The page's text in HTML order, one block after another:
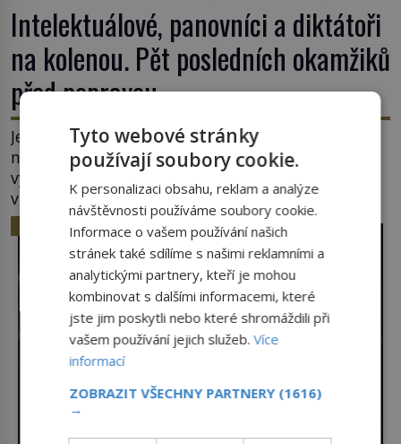
Intelektuálové, panovníci a diktátoři
na kolenou. Pět posledních okamžiků
před popravou
Jeho troufalost mu spočítají i s úroky. Nejdřív ho
nahého zapřáhnou za koně a dopřejí mu
vyhlídkovou trasu kolem Londýna. Když ho pak
věší, myslí si, že útrapy skončily. Těsně předtím,
než ztratí vědomí ho odříznou a začnou jeho tělo
zbavovat orgánů. Chvíli ještě vnímá, pak ho
vysvobodí bezvědomí a smrt. Do posledního
doušku Kdo: Sokrates […]
HISTORIE
Tyto webové stránky
používají soubory cookie.
K personalizaci obsahu, reklam a analýze
návštěvnosti používáme soubory cookie.
Informace o vašem používání našich
stránek také sdílíme s našimi reklamními a
analytickými partnery, kteří je mohou
kombinovat s dalšími informacemi, které
jste jim poskytli nebo které shromáždili při
vašem používání jejich služeb.Více
informací
ZOBRAZIT VŠECHNY PARTNERY (1616)
→